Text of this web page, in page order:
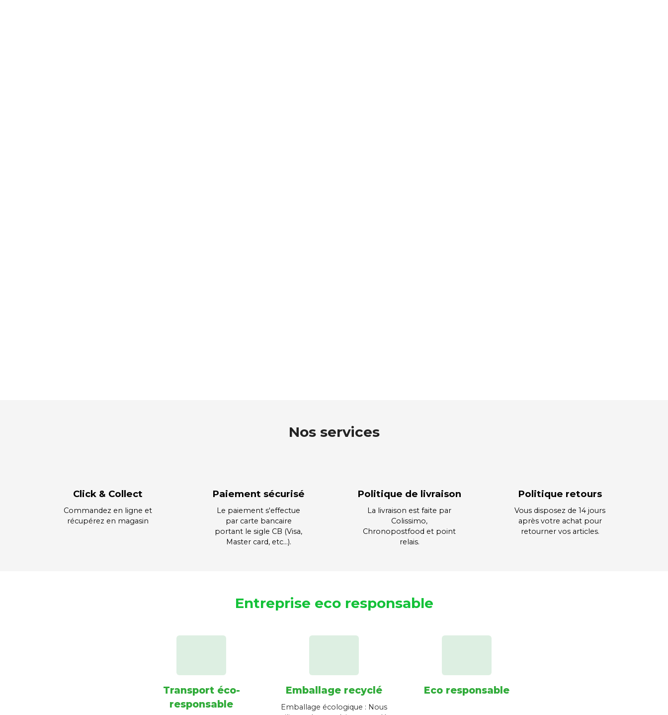
Nos services
Click & Collect
Commandez en ligne et
récupérez en magasin
Paiement sécurisé
Le paiement s'effectue
par carte bancaire
portant le sigle CB (Visa,
Master card, etc…).
Politique de livraison
La livraison est faite par
Colissimo,
Chronopostfood et point
relais.
Politique retours
Vous disposez de 14 jours
après votre achat pour
retourner vos articles.
Entreprise eco responsable
Transport éco-
responsable
Emballage recyclé
Emballage écologique : Nous
Eco responsable